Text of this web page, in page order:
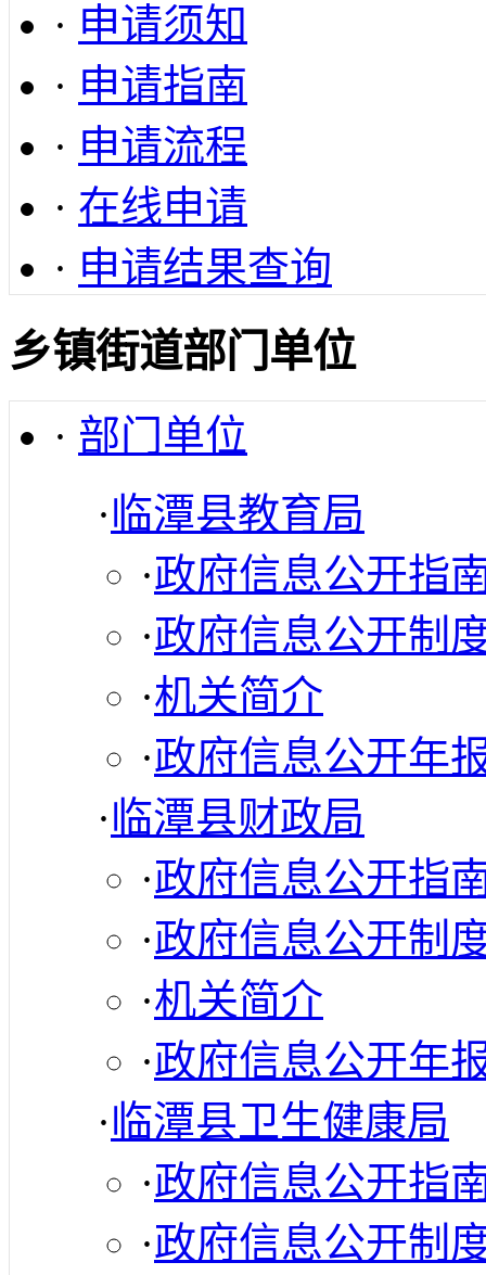
· 申请须知
· 申请指南
· 申请流程
· 在线申请
· 申请结果查询
乡镇街道部门单位
· 部门单位
·临潭县教育局
·政府信息公开指
·政府信息公开制
·机关简介
·政府信息公开年
·临潭县财政局
·政府信息公开指
·政府信息公开制
·机关简介
·政府信息公开年
·临潭县卫生健康局
·政府信息公开指
·政府信息公开制